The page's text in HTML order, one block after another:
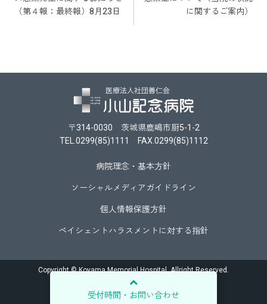
（第４報：最終報）8月23日
に関するご案内）
受付時間・お問い合わせ
〒314-0030 茨城県鹿嶋市厨5-1-2
TEL.0299(85)1111 FAX.0299(85)1112
病院理念・基本方針
ソーシャルメディアガイドライン
個人情報保護方針
ペイシェントハラスメントに対する指針
Copyright © Koyama Memorial Hospital. Allright Reserved.